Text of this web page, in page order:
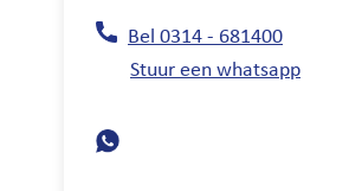
Bel 0314 - 681400
Stuur een whatsapp